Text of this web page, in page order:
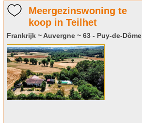
Meergezinswoning te
koop in Teilhet
Frankrijk ~ Auvergne ~ 63 - Puy-de-Dôme